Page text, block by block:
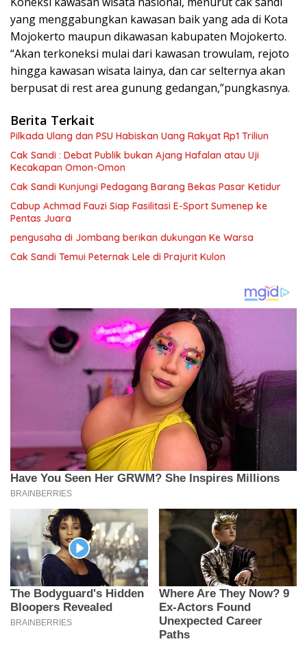
yang menggabungkan kawasan baik yang ada di Kota
Mojokerto maupun dikawasan kabupaten Mojokerto.
“Akan terkoneksi mulai dari kawasan trowulam, rejoto
hingga kawasan wisata lainya, dan car selternya akan
berpusat di rest area gunung gedangan,”pungkasnya.
Berita Terkait
Pilkada Ulang dan PSU Habiskan Uang Rakyat Rp1 Triliun
Cak Sandi : Debat Publik bukan Ajang Hafalan atau Uji
Kecakapan Omon-Omon
Cak Sandi Kunjungi Pedagang Barang Bekas Pasar Ketidur
Cabup Achmad Fauzi Siap Fasilitasi E-Sport Sumenep ke
Pentas Juara
pengusaha di Jombang berikan dukungan Ke Warsa
Cak Sandi Temui Peternak Lele di Prajurit Kulon